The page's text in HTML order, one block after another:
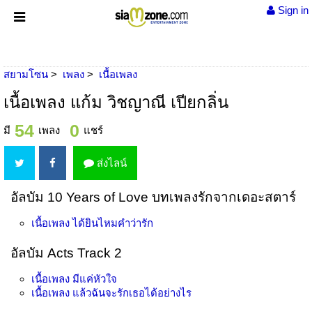
Sign in
สยามโซน เพลง เนื้อเพลง
เนื้อเพลง แก้ม วิชญาณี เปียกลิ่น
มี 54 เพลง 0 แชร์
ส่งไลน์
อัลบัม 10 Years of Love บทเพลงรักจากเดอะสตาร์
เนื้อเพลงได้ยินไหมคำว่ารัก
อัลบัม Acts Track 2
เนื้อเพลง มีแค่หัวใจ
เนื้อเพลง แล้วฉันจะรักเธอได้อย่างไร